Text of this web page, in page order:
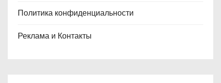
Политика конфиденциальности
Реклама и Контакты